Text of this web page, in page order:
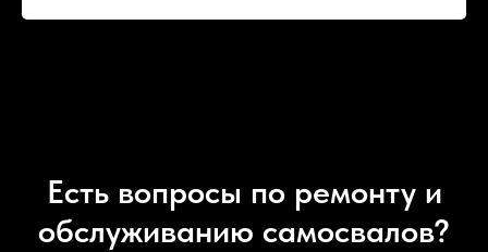
Есть вопросы по ремонту и
обслуживанию самосвалов?